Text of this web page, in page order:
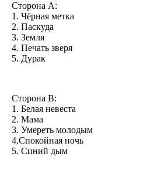
Сторона A:
1. Чёрная метка
2. Паскуда
3. Земля
4. Печать зверя
5. Дурак
Сторона B:
1. Белая невеста
2. Мама
3. Умереть молодым
4.Спокойная ночь
5. Синий дым